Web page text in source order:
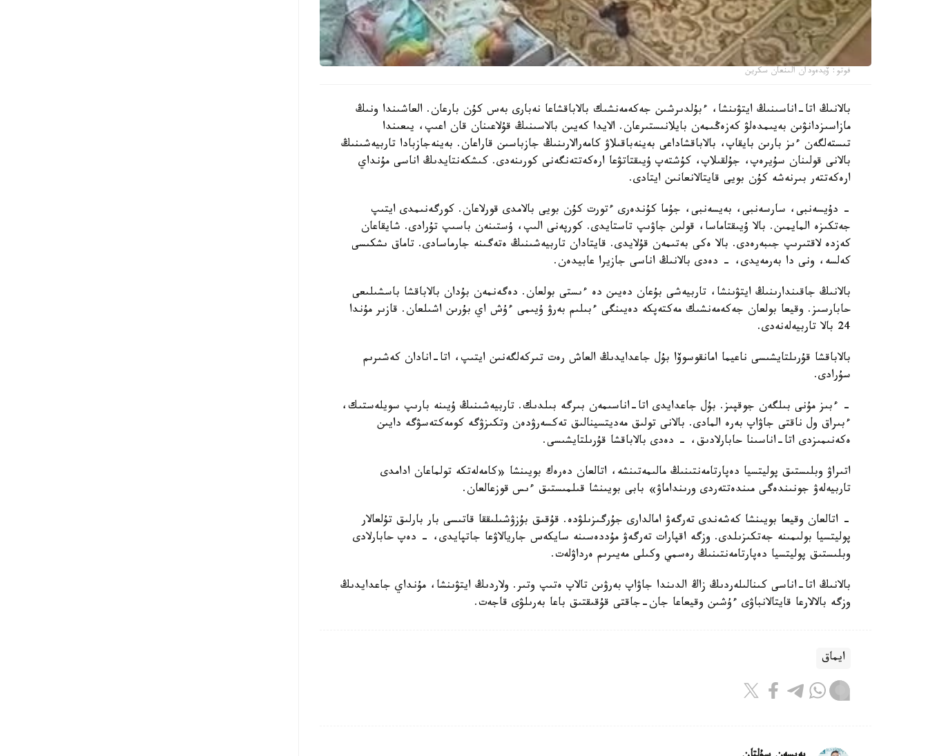
فوتو: ۆيدەودان الىنعان سكرين
بالانىڭ اتا-اناسىنىڭ ايتۋىنشا، ءبۇلدىرشىن جەكەمەنشىك بالاباقشاعا نەبارى بەس كۇن بارعان. العاشىندا ونىڭ
مازاسىزدانۋىن بەيىمدەلۋ كەزەڭىمەن بايلانىستىرعان. الايدا كەيىن بالاسىنىڭ قۇلاعىنان قان اعىپ، يىعىندا
تىستەلگەن ءىز بارىن بايقاپ، بالاباقشاداعى بەينەباقىلاۋ كامەرالارىنىڭ جازباسىن قاراعان. بەينەجازبادا تاربيەشىنىڭ
بالانى قولىنان سۇيرەپ، جۇلقىلاپ، كۇشتەپ ۇيىقتاتۋعا ارەكەتتەنگەنى كورىنەدى. كىشكەنتايدىڭ اناسى مۇنداي
ارەكەتتەر بىرنەشە كۇن بويى قايتالانعانىن ايتادى.
- دۇيسەنبى، سارسەنبى، بەيسەنبى، جۇما كۇندەرى ءتورت كۇن بويى بالامدى قورلاعان. كورگەنىمدى ايتىپ
جەتكىزە المايمىن. بالا ۇيىقتاماسا، قولىن جاۋىپ تاستايدى. كورپەنى الىپ، ۇستىنەن باسىپ تۇرادى. شايقاعان
كەزدە لاقتىرىپ جىبەرەدى. بالا ەكى بەتىمەن قۇلايدى. قايتادان تاربيەشىنىڭ ەتەگىنە جارماسادى. تاماق ىشكىسى
كەلسە، ونى دا بەرمەيدى، - دەدى بالانىڭ اناسى جازيرا عابيدەن.
بالانىڭ جاقىندارىنىڭ ايتۋىنشا، تاربيەشى بۇعان دەيىن دە ءىستى بولعان. دەگەنمەن بۇدان بالاباقشا باسشىلىعى
حابارسىز. وقيعا بولعان جەكەمەنشىك مەكتەپكە دەيىنگى ءبىلىم بەرۋ ۇيىمى ءۇش اي بۇرىن اشىلعان. قازىر مۇندا
24 بالا تاربيەلەنەدى.
بالاباقشا قۇرىلتايشىسى ناعيما امانقوسوۆا بۇل جاعدايدىڭ العاش رەت تىركەلگەنىن ايتىپ، اتا-انادان كەشىرىم
سۇرادى.
- ءبىز مۇنى بىلگەن جوقپىز. بۇل جاعدايدى اتا-اناسىمەن بىرگە بىلدىك. تاربيەشىنىڭ ۇيىنە بارىپ سويلەستىك،
ءبىراق ول ناقتى جاۋاپ بەرە المادى. بالانى تولىق مەديتسينالىق تەكسەرۋدەن وتكىزۋگە كومەكتەسۋگە دايىن
ەكەنىمىزدى اتا-اناسىنا حابارلادىق، - دەدى بالاباقشا قۇرىلتايشىسى.
اتىراۋ وبلىستىق پوليتسيا دەپارتامەنتىنىڭ مالىمەتىنشە، اتالعان دەرەك بويىنشا «كامەلەتكە تولماعان ادامدى
تاربيەلەۋ جونىندەگى مىندەتتەردى ورىنداماۋ» بابى بويىنشا قىلمىستىق ءىس قوزعالعان.
- اتالعان وقيعا بويىنشا كەشەندى تەرگەۋ امالدارى جۇرگىزىلۋدە. قۇقىق بۇزۋشىلىققا قاتىسى بار بارلىق تۇلعالار
پوليتسيا بولىمىنە جەتكىزىلدى. وزگە اقپارات تەرگەۋ مۇددەسىنە سايكەس جاريالاۋعا جاتپايدى، - دەپ حابارلادى
وبلىستىق پوليتسيا دەپارتامەنتىنىڭ رەسمي وكىلى مەيىرىم ەرداۋلەت.
بالانىڭ اتا-اناسى كىنالىلەردىڭ زاڭ الدىندا جاۋاپ بەرۋىن تالاپ ەتىپ وتىر. ولاردىڭ ايتۋىنشا، مۇنداي جاعدايدىڭ
وزگە بالالارعا قايتالانباۋى ءۇشىن وقيعاعا جان-جاقتى قۇقىقتىق باعا بەرىلۋى قاجەت.
ايماق